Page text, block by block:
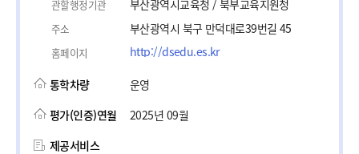
관할행정기관 부산광역시교육청 / 북부교육지원청
주소 부산광역시 북구 만덕대로39번길 45
홈페이지 http://dsedu.es.kr
통학차량
운영
평가(인증)연월
2025년 09월
제공서비스